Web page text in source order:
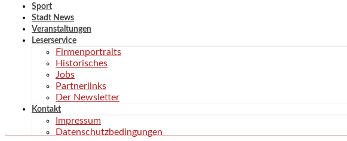
Sport
Stadt News
Veranstaltungen
Leserservice
Firmenportraits
Historisches
Jobs
Partnerlinks
Der Newsletter
Kontakt
Impressum
Datenschutzbedingungen